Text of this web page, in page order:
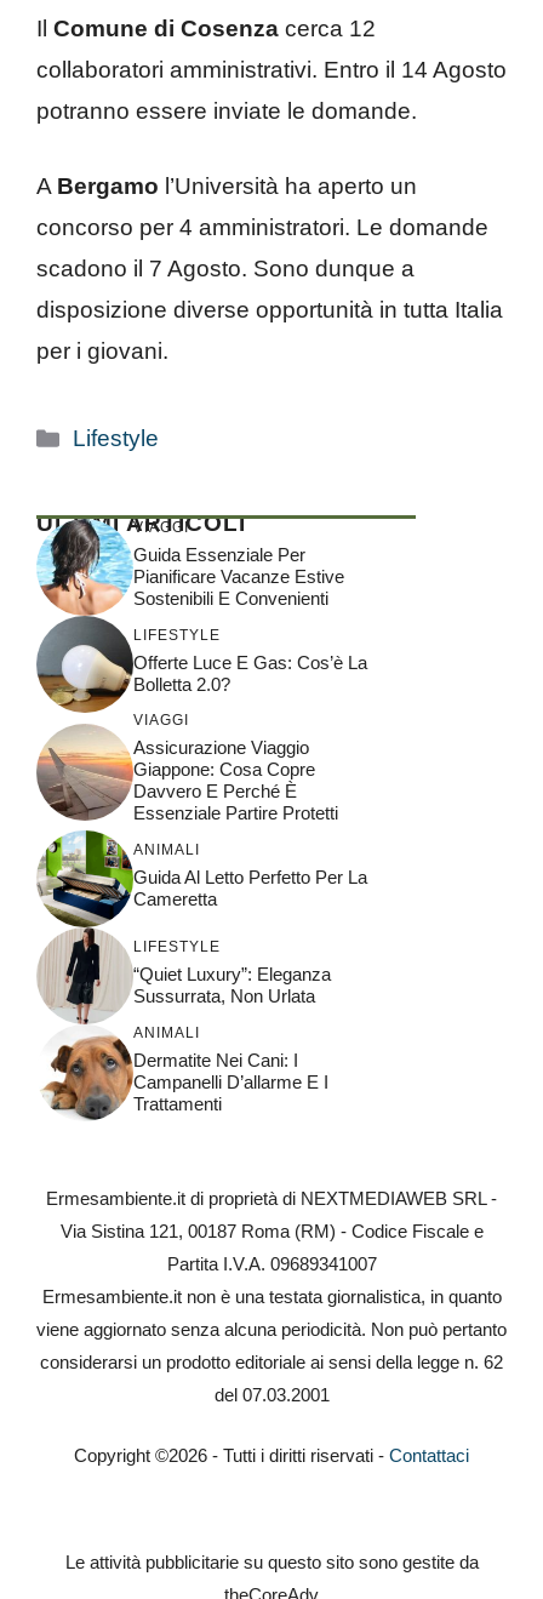
Il Comune di Cosenza cerca 12
collaboratori amministrativi. Entro il 14 Agosto
potranno essere inviate le domande.
A Bergamo l’Università ha aperto un
concorso per 4 amministratori. Le domande
scadono il 7 Agosto. Sono dunque a
disposizione diverse opportunità in tutta Italia
per i giovani.
Categorie
Lifestyle
ULTIMI ARTICOLI
VIAGGI
Guida Essenziale Per
Pianificare Vacanze Estive
Sostenibili E Convenienti
LIFESTYLE
Offerte Luce E Gas: Cos’è La
Bolletta 2.0?
VIAGGI
Assicurazione Viaggio
Giappone: Cosa Copre
Davvero E Perché È
Essenziale Partire Protetti
ANIMALI
Guida Al Letto Perfetto Per La
Cameretta
LIFESTYLE
“Quiet Luxury”: Eleganza
Sussurrata, Non Urlata
ANIMALI
Dermatite Nei Cani: I
Campanelli D’allarme E I
Trattamenti
Ermesambiente.it di proprietà di NEXTMEDIAWEB SRL -
Via Sistina 121, 00187 Roma (RM) - Codice Fiscale e
Partita I.V.A. 09689341007
Ermesambiente.it non è una testata giornalistica, in quanto
viene aggiornato senza alcuna periodicità. Non può pertanto
considerarsi un prodotto editoriale ai sensi della legge n. 62
del 07.03.2001
Copyright ©2026 - Tutti i diritti riservati - Contattaci
Le attività pubblicitarie su questo sito sono gestite da
theCoreAdv